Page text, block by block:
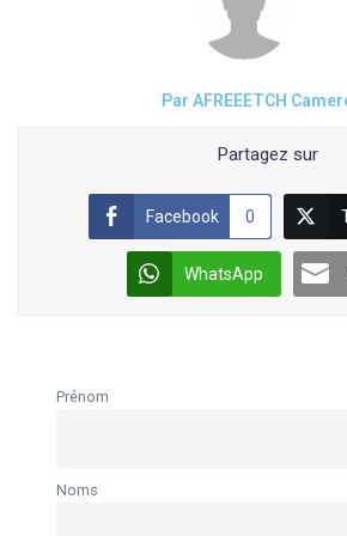
Par AFREEETCH
Partagez sur
Facebook 0
WhatsApp
Prénom
Noms